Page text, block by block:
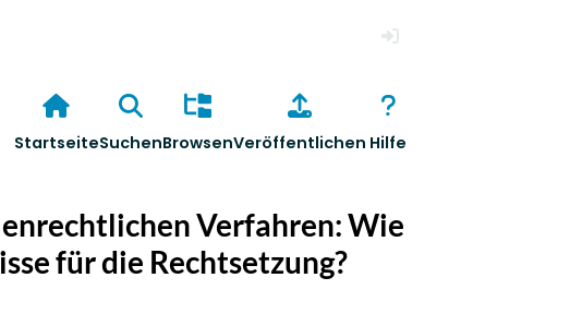
StartseiteSuchenBrowsenVeröffentlichen Hilfe
Verfahren: Wie
für die Rechtsetzung?